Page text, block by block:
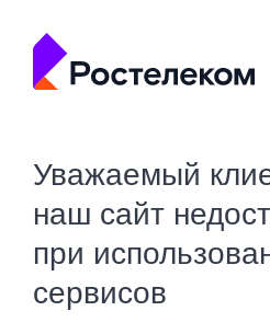
Уважаемый
наш сайт
при
сервисов